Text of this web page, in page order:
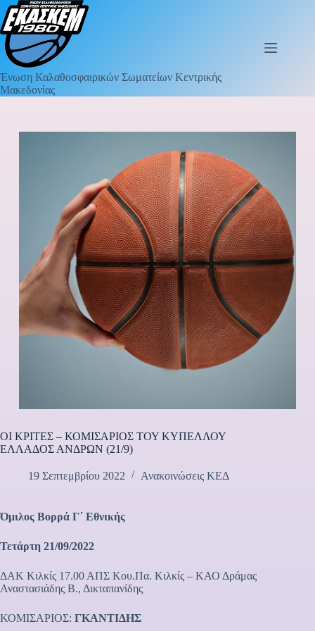
Ένωση Καλαθοσφαιρικών Σωματείων Κεντρικής
Μακεδονίας
ΟΙ ΚΡΙΤΕΣ – ΚΟΜΙΣΑΡΙΟΣ ΤΟΥ ΚΥΠΕΛΛΟΥ
ΕΛΛΑΔΟΣ ΑΝΔΡΩΝ (21/9)
19 Σεπτεμβρίου 2022 Ανακοινώσεις ΚΕΔ
Όμιλος Βορρά Γ΄ Εθνικής
Τετάρτη 21/09/2022
ΔΑΚ Κιλκίς 17.00 ΑΠΣ Κου.Πα. Κιλκίς – ΚΑΟ Δράμας
Αναστασιάδης Β., Δικταπανίδης
ΚΟΜΙΣΑΡΙΟΣ: ΓΚΑΝΤΙΔΗΣ